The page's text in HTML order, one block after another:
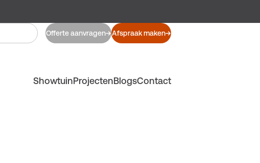
Offerte aanvragen Afspraak maken
ShowtuinProjectenBlogsContact